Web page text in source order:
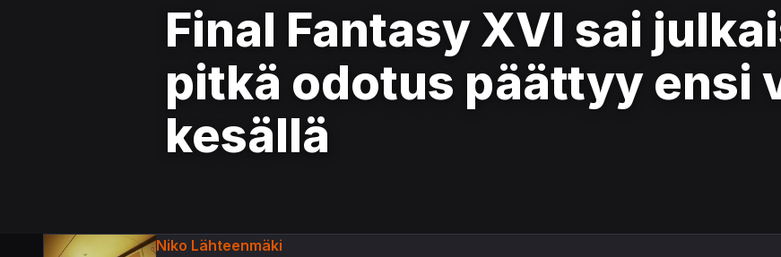
Final Fantasy XVI sai
pitkä odotus päättyy ensi
kesällä
Niko Lähteenmäki